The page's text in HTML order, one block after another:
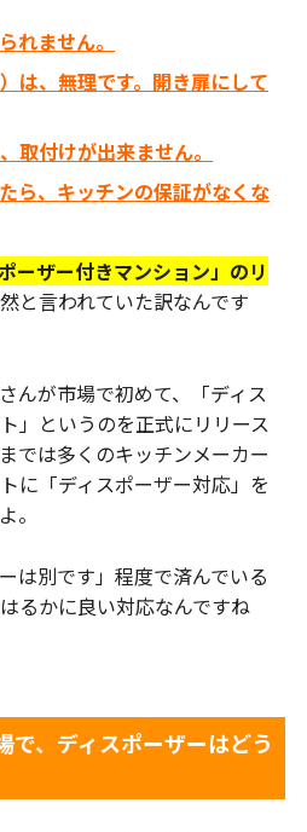
れません。
は、無理です。開き扉にして
取付けが出来ません。
ら、キッチンの保証がなくな
ポーザー付きマンション」のリ
と言われていた訳なんです
んが市場で初めて、「ディス
」というのを正式にリリース
では多くのキッチンメーカー
に「ディスポーザー対応」を
。
は別です」程度で済んでいる
るかに良い対応なんですね
で、ディスポーザーはどう